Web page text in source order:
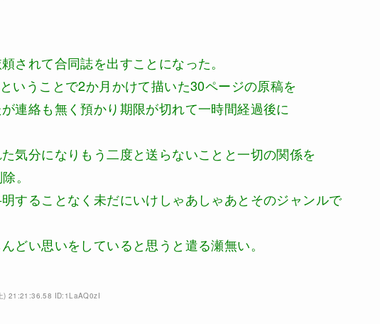
されて合同誌を出すことになった。
いうことで2か月かけて描いた30ページの原稿を
連絡も無く預かり期限が切れて一時間経過後に
気分になりもう二度と送らないことと一切の関係を
。
することなく未だにいけしゃあしゃあとそのジャンルで
どい思いをしていると思うと遣る瀬無い。
) 21:21:36.58 ID:1LaAQ0zI